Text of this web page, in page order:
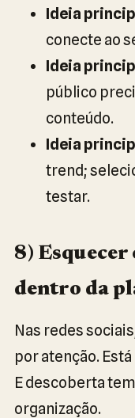
Ideia
conecte ao
Ideia
público
conteúdo.
Ideia
trend;
testar.
8) Esquecer
dentro da
Nas redes
por atenção.
E descoberta
organização.